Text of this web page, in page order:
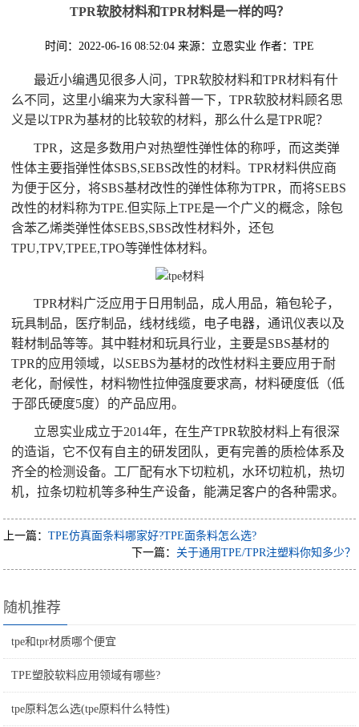
TPR软胶材料和TPR材料是一样的吗？
时间：2022-06-16 08:52:04 来源：立恩实业 作者：TPE
最近小编遇见很多人问，TPR软胶材料和TPR材料有什
么不同，这里小编来为大家科普一下，TPR软胶材料顾名思
义是以TPR为基材的比较软的材料，那么什么是TPR呢？
TPR，这是多数用户对热塑性弹性体的称呼，而这类弹
性体主要指弹性体SBS,SEBS改性的材料。TPR材料供应商
为便于区分，将SBS基材改性的弹性体称为TPR，而将SEBS
改性的材料称为TPE.但实际上TPE是一个广义的概念，除包
含苯乙烯类弹性体SEBS,SBS改性材料外，还包
TPU,TPV,TPEE,TPO等弹性体材料。
TPR材料广泛应用于日用制品，成人用品，箱包轮子，
玩具制品，医疗制品，线材线缆，电子电器，通讯仪表以及
鞋材制品等等。其中鞋材和玩具行业，主要是SBS基材的
TPR的应用领域，以SEBS为基材的改性材料主要应用于耐
老化，耐候性，材料物性拉伸强度要求高，材料硬度低（低
于邵氏硬度5度）的产品应用。
立恩实业成立于2014年，在生产TPR软胶材料上有很深
的造诣，它不仅有自主的研发团队，更有完善的质检体系及
齐全的检测设备。工厂配有水下切粒机，水环切粒机，热切
机，拉条切粒机等多种生产设备，能满足客户的各种需求。
上一篇：TPE仿真面条料哪家好?TPE面条料怎么选?
下一篇： 关于通用TPE/TPR注塑料你知多少？
随机推荐
tpe和tpr材质哪个便宜
TPE塑胶软料应用领域有哪些?
tpe原料怎么选(tpe原料什么特性)